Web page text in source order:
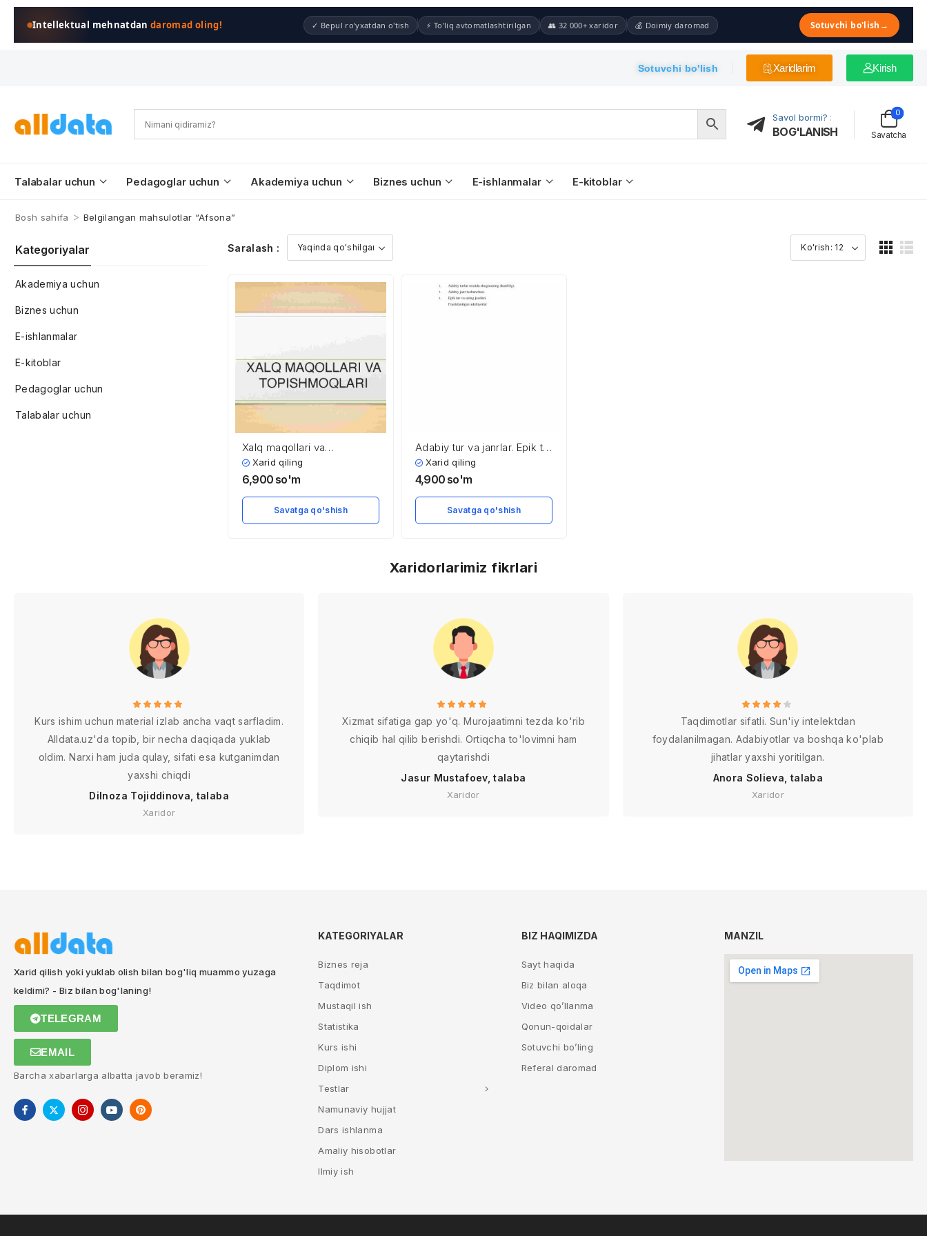
Intellektual mehnatdandaromad oling! ✓ Bepul ro'yxatdan o'tish ⚡ To'liq avtomatlashtirilgan 👥 32 000+ xaridor 💰 Doimiy daromad Sotuvchi bo'lish →
Sotuvchi bo'lish Xaridlarim Kirish
Savol bormi? :
BOG'LANISH Savatcha
0
Talabalar uchun Pedagoglar uchun Akademiya uchun Biznes uchun E-ishlanmalar E-kitoblar
Bosh sahifa > Belgilangan mahsulotlar “Afsona”
Kategoriyalar
Akademiya uchun
Biznes uchun
E-ishlanmalar
E-kitoblar
Pedagoglar uchun
Talabalar uchun
Saralash :
Xalq maqollari va
topishmoqlari
Xarid qiling
6,900 so'm
Savatga qo'shish
Adabiy tur va janrlar. Epik tur
va uning janrlari
Xarid qiling
4,900 so'm
Savatga qo'shish
Xaridorlarimiz fikrlari
Kurs ishim uchun material izlab ancha vaqt sarfladim.
Alldata.uz'da topib, bir necha daqiqada yuklab
oldim. Narxi ham juda qulay, sifati esa kutganimdan
yaxshi chiqdi
Dilnoza Tojiddinova, talaba
Xaridor
Xizmat sifatiga gap yo'q. Murojaatimni tezda ko'rib
chiqib hal qilib berishdi. Ortiqcha to'lovimni ham
qaytarishdi
Jasur Mustafoev, talaba
Xaridor
Taqdimotlar sifatli. Sun'iy intelektdan
foydalanilmagan. Adabiyotlar va boshqa ko'plab
jihatlar yaxshi yoritilgan.
Anora Solieva, talaba
Xaridor
Xarid qilish yoki yuklab olish bilan bog'liq muammo yuzaga
keldimi? - Biz bilan bog'laning!
TELEGRAM
EMAIL
Barcha xabarlarga albatta javob beramiz!
KATEGORIYALAR
Biznes reja
Taqdimot
Mustaqil ish
Statistika
Kurs ishi
Diplom ishi
Testlar
Namunaviy hujjat
Dars ishlanma
Amaliy hisobotlar
Ilmiy ish
BIZ HAQIMIZDA
Sayt haqida
Biz bilan aloqa
Video qo’llanma
Qonun-qoidalar
Sotuvchi bo’ling
Referal daromad
MANZIL